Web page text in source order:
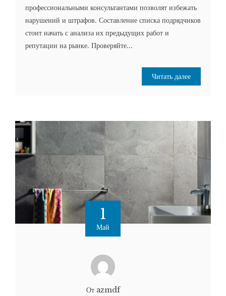
профессиональными консультантами позволят избежать
нарушений и штрафов. Составление списка подрядчиков
стоит начать с анализа их предыдущих работ и
репутации на рынке. Проверяйте...
Читать далее
1
Май
От azmdf